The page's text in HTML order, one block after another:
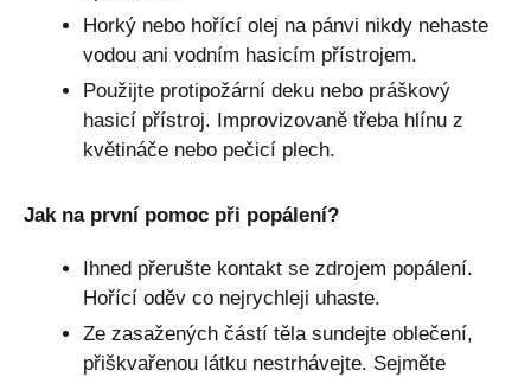
Horký nebo hořící olej na pánvi nikdy nehaste
vodou ani vodním hasicím přístrojem.
Použijte protipožární deku nebo práškový
hasicí přístroj. Improvizovaně třeba hlínu z
květináče nebo pečicí plech.
Jak na první pomoc při popálení?
Ihned přerušte kontakt se zdrojem popálení.
Hořící oděv co nejrychleji uhaste.
Ze zasažených částí těla sundejte oblečení,
přiškvařenou látku nestrhávejte. Sejměte